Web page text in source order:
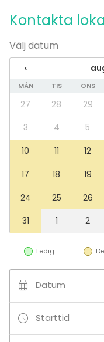
Fest
Spa / relax / bastu
Middag / Lunch
Konferens
Mässa / Utställning
Rekreation
Stuga / boende
Upplevelse /
Mötesrum
Kontakta
Välj datum
‹
MÅN TIS ONS
27 28 29
3
4 5
10
11 12
17
18 19
24
25 26
31
1 2
Ledig
Datum
Starttid